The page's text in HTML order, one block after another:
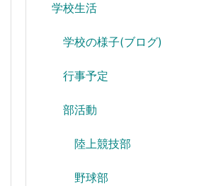
学校生活
学校の様子(ブログ)
行事予定
部活動
陸上競技部
野球部